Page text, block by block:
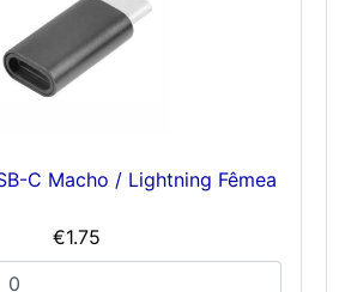
C Macho / Lightning Fêmea
€1.75